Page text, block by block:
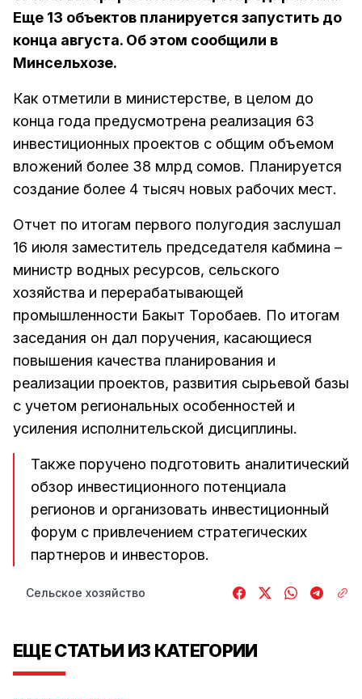
Еще 13 объектов планируется запустить до
конца августа. Об этом сообщили в
Минсельхозе.
Как отметили в министерстве, в целом до
конца года предусмотрена реализация 63
инвестиционных проектов с общим объемом
вложений более 38 млрд сомов. Планируется
создание более 4 тысяч новых рабочих мест.
Отчет по итогам первого полугодия заслушал
16 июля заместитель председателя кабмина –
министр водных ресурсов, сельского
хозяйства и перерабатывающей
промышленности Бакыт Торобаев. По итогам
заседания он дал поручения, касающиеся
повышения качества планирования и
реализации проектов, развития сырьевой базы
с учетом региональных особенностей и
усиления исполнительской дисциплины.
Также поручено подготовить аналитический
обзор инвестиционного потенциала
регионов и организовать инвестиционный
форум с привлечением стратегических
партнеров и инвесторов.
Сельское хозяйство
ЕЩЕ СТАТЬИ ИЗ КАТЕГОРИИ